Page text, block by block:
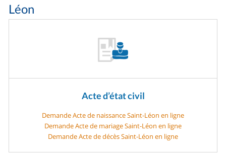
Léon
Acte d’état civil
Demande Acte de naissance Saint-Léon en ligne
Demande Acte de mariage Saint-Léon en ligne
Demande Acte de décès Saint-Léon en ligne